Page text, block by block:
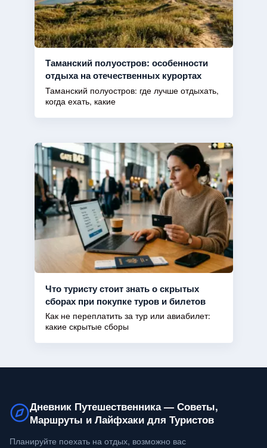
Таманский полуостров: особенности
отдыха на отечественных курортах
Таманский полуостров: где лучше отдыхать,
когда ехать, какие
Что туристу стоит знать о скрытых
сборах при покупке туров и билетов
Как не переплатить за тур или авиабилет:
какие скрытые сборы
Дневник Путешественника — Советы,
Маршруты и Лайфхаки для Туристов
Планируйте поехать на отдых, возможно вас